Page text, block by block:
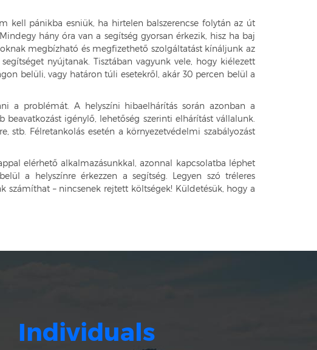
kell pánikba esniük, ha hirtelen balszerencse folytán az út
hány óra van a segítség gyorsan érkezik, hisz ha baj
megbízható és megfizethető szolgáltatást kínáljunk az
nyújtanak. Tisztában vagyunk vele, hogy kiélezett
belüli, vagy határon túli esetekről, akár 30 percen belül a
a problémát. A helyszíni hibaelhárítás során azonban a
igénylő, lehetőség szerinti elhárítást vállalunk.
stb. Félretankolás esetén a környezetvédelmi szabályozást
elérhető alkalmazásunkkal, azonnal kapcsolatba léphet
a helyszínre érkezzen a segítség. Legyen szó tréleres
számíthat – nincsenek rejtett költségek! Küldetésük, hogy a
Individuals